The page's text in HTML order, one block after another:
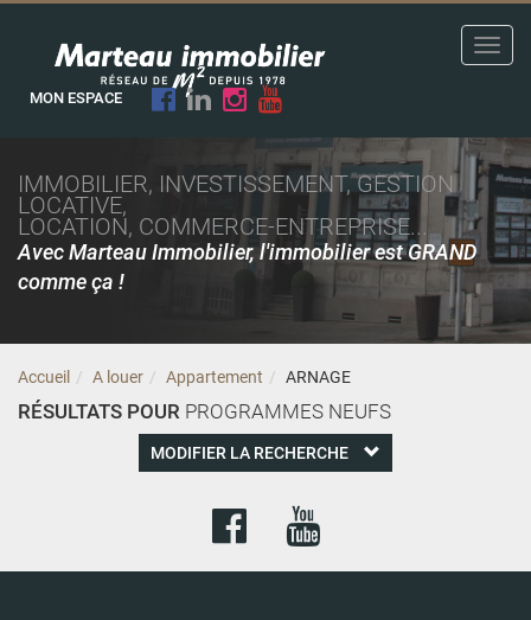
MON ESPACE
IMMOBILIER, INVESTISSEMENT, GESTION
LOCATIVE,
LOCATION, COMMERCE-ENTREPRISE...
Avec Marteau Immobilier, l'immobilier est GRAND
comme ça !
Accueil A louer Appartement ARNAGE
RÉSULTATS POUR PROGRAMMES NEUFS
MODIFIER LA RECHERCHE